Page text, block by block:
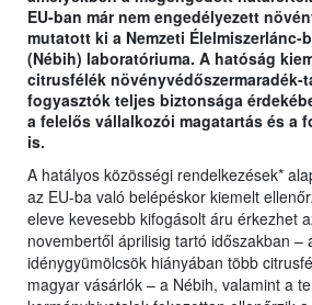
EU-ban már nem engedélyezett
mutatott ki a Nemzeti Élelmiszerlánc-
(Nébih) laboratóriuma. A hatóság
citrusfélék növényvédőszermaradék-
fogyasztók teljes biztonsága
a felelős vállalkozói magatartás és a
is.
A hatályos közösségi rendelkezések*
az EU-ba való belépéskor kiemelt
eleve kevesebb kifogásolt áru érkezhet
novembertől áprilisig tartó időszakban –
idénygyümölcsök hiányában több
magyar vásárlók – a Nébih, valamint a